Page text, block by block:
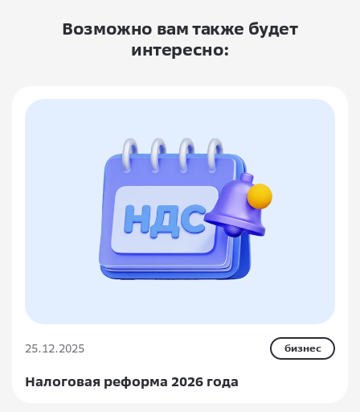
Возможно вам также будет
интересно:
25.12.2025 бизнес
Налоговая реформа 2026 года